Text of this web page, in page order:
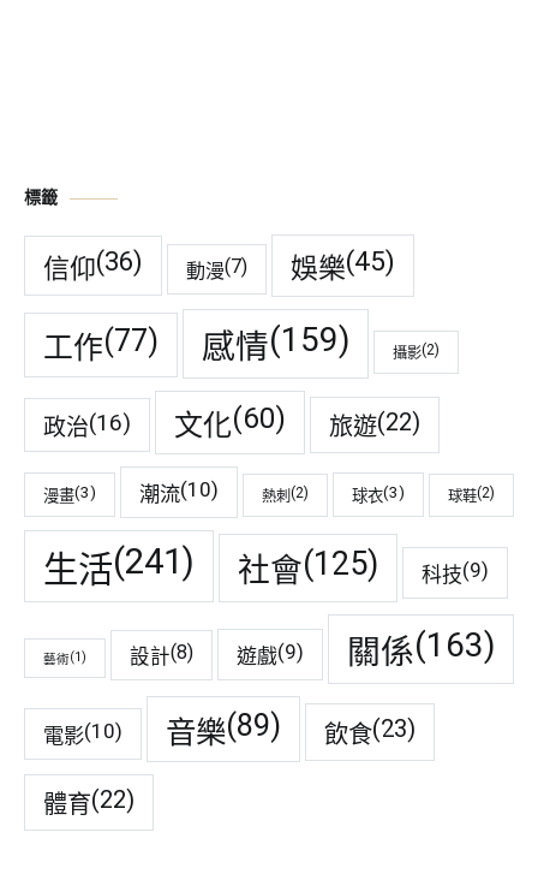
標籤
信仰(36) 動漫(7) 娛樂(45)
工作(77) 感情(159) 攝影(2)
政治(16) 文化(60) 旅遊(22)
漫畫(3) 潮流(10) 熱刺 (2) 球衣(3) 球鞋(2)
生活(241) 社會(125) 科技(9)
藝術(1) 設計(8) 遊戲(9) 關係(163)
電影(10) 音樂(89) 飲食(23)
體育(22)